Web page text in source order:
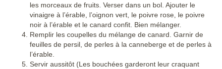
les morceaux de fruits. Verser dans un bol. Ajouter le
vinaigre à l’érable, l’oignon vert, le poivre rose, le poivre
noir à l’érable et le canard confit. Bien mélanger.
Remplir les coupelles du mélange de canard. Garnir de
feuilles de persil, de perles à la canneberge et de perles à
l’érable.
Servir aussitôt (Les bouchées garderont leur craquant